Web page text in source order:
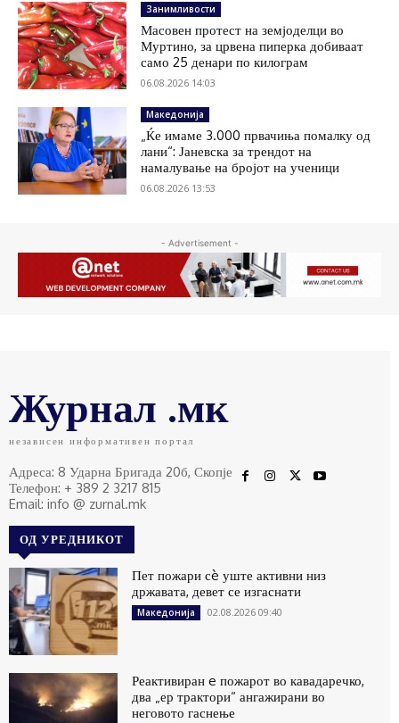
Занимливости
Масовен протест на земјоделци во
Муртино, за црвена пиперка добиваат
само 25 денари по килограм
06.08.2026 14:03
Македонија
„Ќе имаме 3.000 првачиња помалку од
лани“: Јаневска за трендот на
намалување на бројот на ученици
06.08.2026 13:53
- Advertisement -
Журнал .мк
независен информативен портал
Адреса: 8 Ударна Бригада 20б, Скопје
Телефон: + 389 2 3217 815
Email: info @ zurnal.mk
ОД УРЕДНИКОТ
Пет пожари сè уште активни низ
државата, девет се изгаснати
Македонија 02.08.2026 09:40
Реактивиран e пожарот во кавадаречко,
два „ер трактори“ ангажирани во
неговото гаснење